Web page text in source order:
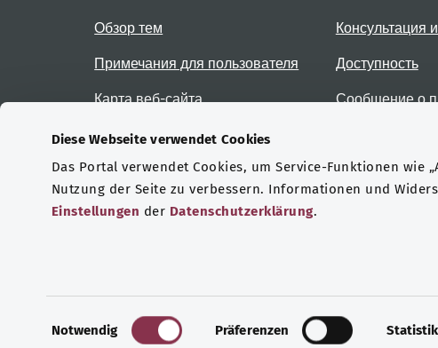
Diese Webseite verwendet Cookies
Das Portal verwendet Cookies, um Service-Funktionen
Nutzung der Seite zu verbessern. Informationen und
Einstellungen der Datenschutzerklärung.
Notwendig Präferenzen
Обзор тем
Примечания для пользователя
Карта веб-сайта
Консультация
Доступность
Сообщение о
Сертификаты
© 2026 Bundesministerium für Gesundheit.